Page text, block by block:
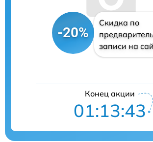
-20%
Скидка по
записи на
Конец акции
01:13:42